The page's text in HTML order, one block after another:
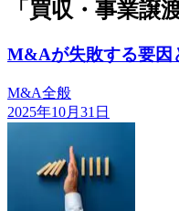
「買収・事業譲
M&Aが失敗する要因
M&A全般
2025年10月31日